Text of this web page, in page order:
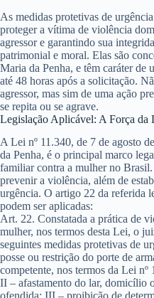
As medidas protetivas de
proteger a vítima de violência
agressor e garantindo sua
patrimonial e moral. Elas são
Maria da Penha, e têm caráter de
até 48 horas após a solicitação.
agressor, mas sim de uma ação
se repita ou se agrave.
Legislação Aplicável: A Força da
A Lei nº 11.340, de 7 de agosto
da Penha, é o principal marco
familiar contra a mulher no
prevenir a violência, além de
urgência. O artigo 22 da referida
podem ser aplicadas:
Art. 22. Constatada a prática de
mulher, nos termos desta Lei, o
seguintes medidas protetivas de
posse ou restrição do porte de
competente, nos termos da Lei
II – afastamento do lar, domicílio